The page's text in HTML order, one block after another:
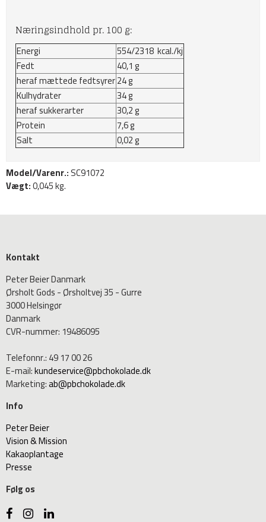
Næringsindhold pr. 100 g:
Energi
554/2318 kcal./kj
Fedt
40,1 g
heraf mættede fedtsyrer24 g
Kulhydrater
34 g
heraf sukkerarter
30,2 g
Protein
7,6 g
Salt
0,02 g
Model/Varenr.:SC91072
Vægt:0,045kg.
Kontakt
Peter Beier Danmark
Ørsholt Gods - Ørsholtvej 35 - Gurre
3000 Helsingør
Danmark
CVR-nummer: 19486095
Telefonnr.:49 17 00 26
E-mail:kundeservice@pbchokolade.dk
Marketing:ab@pbchokolade.dk
Info
Peter Beier
Vision & Mission
Kakaoplantage
Presse
Følg os